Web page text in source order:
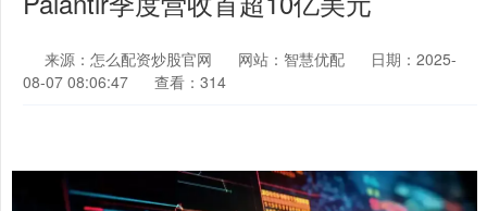
来源：怎么配资炒股官网 网站：智慧优配
日期：2025-
08-07 08:06:47
查看：314